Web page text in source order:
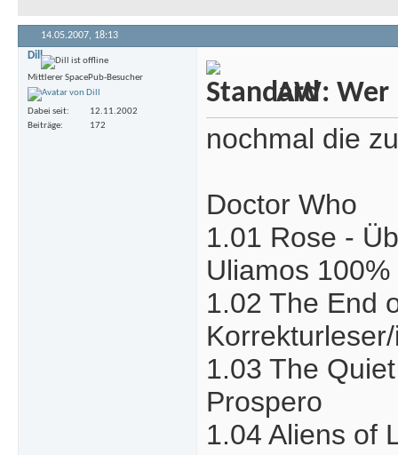
14.05.2007, 18:13
Dill
Mittlerer SpacePub-Besucher
Dabei seit
12.11.2002
Beiträge
172
AW: Wer
nochmal die
Doctor Who
1.01 Rose -
Uliamos 100%
1.02 The End
1.03 The
Prospero
1.04 Aliens of